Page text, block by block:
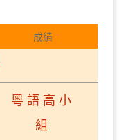
成績
粵語高小
組